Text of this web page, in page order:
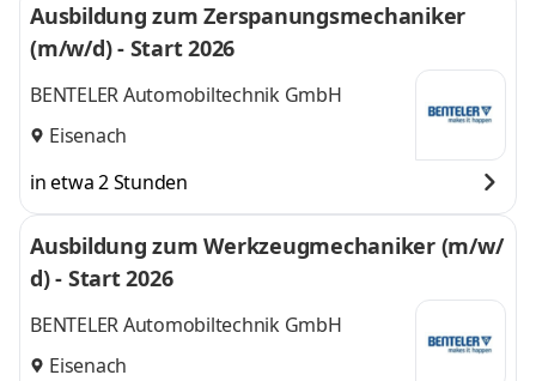
Ausbildung zum Zerspanungsmechaniker
(m/w/d) - Start 2026
BENTELER Automobiltechnik GmbH
Eisenach
in etwa 2 Stunden
Ausbildung zum Werkzeugmechaniker (m/w/
d) - Start 2026
BENTELER Automobiltechnik GmbH
Eisenach